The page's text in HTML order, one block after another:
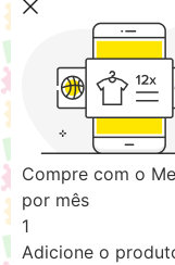
Compre com o
por mês
1
Adicione o